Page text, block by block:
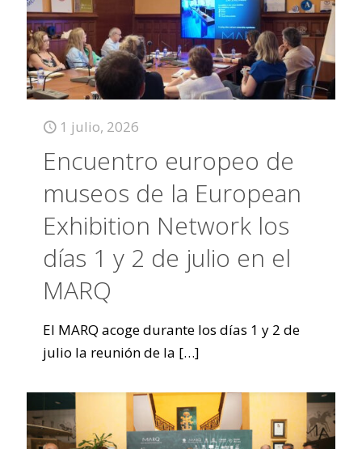
1 julio, 2026
Encuentro europeo de
museos de la European
Exhibition Network los
días 1 y 2 de julio en el
MARQ
El MARQ acoge durante los días 1 y 2 de
julio la reunión de la […]